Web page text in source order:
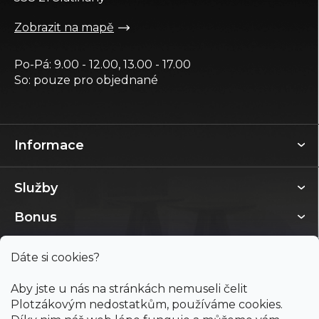
Dáte si cookies?
Aby jste u nás na stránkách nemuseli čelit
Plotzákovým nedostatkům, používáme cookies.
Informace
Služby
Bonus
Zobrazit na mapě
Po-Pá: 9.00 - 12.00, 13.00 - 17.00
So: pouze pro objednané